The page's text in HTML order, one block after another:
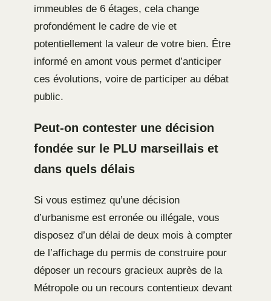
immeubles de 6 étages, cela change
profondément le cadre de vie et
potentiellement la valeur de votre bien. Être
informé en amont vous permet d’anticiper
ces évolutions, voire de participer au débat
public.
Peut-on contester une décision
fondée sur le PLU marseillais et
dans quels délais
Si vous estimez qu’une décision
d’urbanisme est erronée ou illégale, vous
disposez d’un délai de deux mois à compter
de l’affichage du permis de construire pour
déposer un recours gracieux auprès de la
Métropole ou un recours contentieux devant